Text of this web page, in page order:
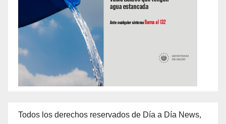
Todos los derechos reservados de Día a Día News,